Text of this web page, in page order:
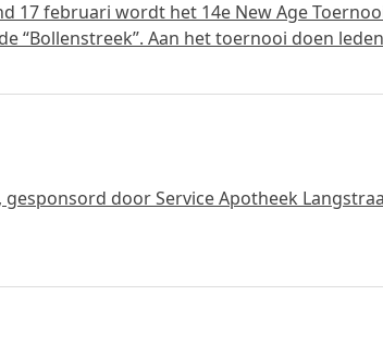
17 februari wordt het 14e New Age
“Bollenstreek”. Aan het toernooi doen
door Service Apotheek